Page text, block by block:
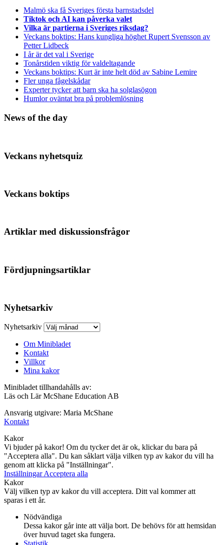
Malmö ska få Sveriges första barnstadsdel
Tiktok och AI kan påverka valet
Vilka är partierna i Sveriges riksdag?
Veckans boktips: Hans kungliga höghet Rupert Svensson av
Petter Lidbeck
I år är det val i Sverige
Tonårstiden viktig för valdeltagande
Veckans boktips: Kurt är inte helt död av Sabine Lemire
Fler unga fågelskådar
Experter tycker att barn ska ha solglasögon
Humlor oväntat bra på problemlösning
News of the day
Veckans nyhetsquiz
Veckans boktips
Artiklar med diskussionsfrågor
Fördjupningsartiklar
Nyhetsarkiv
Nyhetsarkiv
Om Minibladet
Kontakt
Villkor
Mina kakor
Minibladet tillhandahålls av:
Läs och Lär McShane Education AB
Ansvarig utgivare: Maria McShane
Kontakt
Kakor
Vi bjuder på kakor! Om du tycker det är ok, klickar du bara på
"Acceptera alla". Du kan såklart välja vilken typ av kakor du vill ha
genom att klicka på "Inställningar".
InställningarAcceptera alla
Kakor
Välj vilken typ av kakor du vill acceptera. Ditt val kommer att
sparas i ett år.
Nödvändiga
Dessa kakor går inte att välja bort. De behövs för att hemsidan
över huvud taget ska fungera.
Statistik